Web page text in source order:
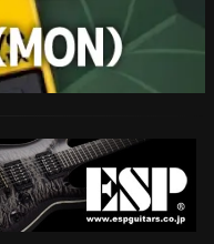
ESP Guitars